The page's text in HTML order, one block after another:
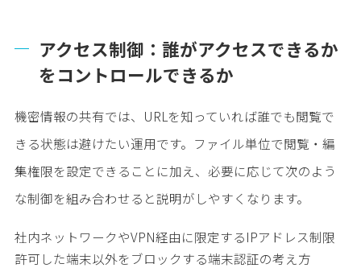
アクセス制御：誰がアクセスできるか
をコントロールできるか
機密情報の共有では、URLを知っていれば誰でも閲覧で
きる状態は避けたい運用です。ファイル単位で閲覧・編
集権限を設定できることに加え、必要に応じて次のよう
な制御を組み合わせると説明がしやすくなります。
社内ネットワークやVPN経由に限定するIPアドレス制限
許可した端末以外をブロックする端末認証の考え方